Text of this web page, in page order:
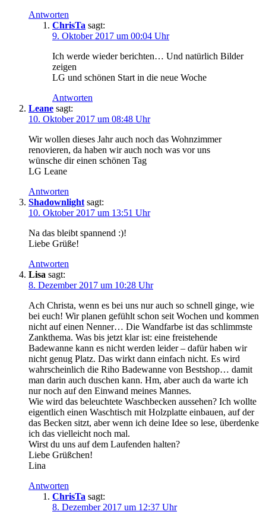
Antworten
ChrisTa sagt:
9. Oktober 2017 um 00:04 Uhr
Ich werde wieder berichten… Und natürlich Bilder
zeigen
LG und schönen Start in die neue Woche
Antworten
Leane sagt:
10. Oktober 2017 um 08:48 Uhr
Wir wollen dieses Jahr auch noch das Wohnzimmer
renovieren, da haben wir auch noch was vor uns
wünsche dir einen schönen Tag
LG Leane
Antworten
Shadownlight sagt:
10. Oktober 2017 um 13:51 Uhr
Na das bleibt spannend :)!
Liebe Grüße!
Antworten
Lisa sagt:
8. Dezember 2017 um 10:28 Uhr
Ach Christa, wenn es bei uns nur auch so schnell ginge, wie
bei euch! Wir planen gefühlt schon seit Wochen und kommen
nicht auf einen Nenner… Die Wandfarbe ist das schlimmste
Zankthema. Was bis jetzt klar ist: eine freistehende
Badewanne kann es nicht werden leider – dafür haben wir
nicht genug Platz. Das wirkt dann einfach nicht. Es wird
wahrscheinlich die Riho Badewanne von Bestshop… damit
man darin auch duschen kann. Hm, aber auch da warte ich
nur noch auf den Einwand meines Mannes.
Wie wird das beleuchtete Waschbecken aussehen? Ich wollte
eigentlich einen Waschtisch mit Holzplatte einbauen, auf der
das Becken sitzt, aber wenn ich deine Idee so lese, überdenke
ich das vielleicht noch mal.
Wirst du uns auf dem Laufenden halten?
Liebe Grüßchen!
Lina
Antworten
ChrisTa sagt:
8. Dezember 2017 um 12:37 Uhr